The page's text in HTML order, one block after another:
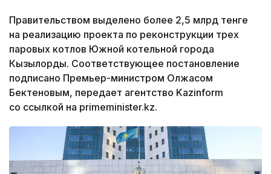
Правительством выделено более 2,5 млрд тенге
на реализацию проекта по реконструкции трех
паровых котлов Южной котельной города
Кызылорды. Соответствующее постановление
подписано Премьер-министром Олжасом
Бектеновым, передает агентство Kazinform
со ссылкой на primeminister.kz.